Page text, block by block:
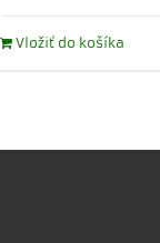
Vložiť do košíka